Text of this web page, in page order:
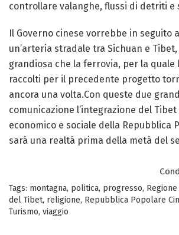
controllare valanghe, flussi di detriti e
Il Governo cinese vorrebbe in seguito
un’arteria stradale tra Sichuan e
grandiosa che la ferrovia, per la quale
raccolti per il precedente progetto
ancora una volta.Con queste due
comunicazione l’integrazione del
economico e sociale della Repubblica
sarà una realtà prima della metà del
Tags: montagna, politica, progresso,
del Tibet, religione, Repubblica Popolare
Turismo, viaggio